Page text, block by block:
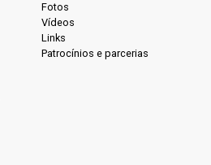
Fotos
Vídeos
Links
Patrocínios e parcerias